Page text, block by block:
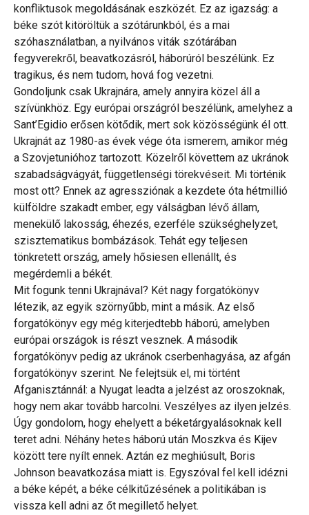
konfliktusok megoldásának eszközét. Ez az igazság: a
béke szót kitöröltük a szótárunkból, és a mai
szóhasználatban, a nyilvános viták szótárában
fegyverekről, beavatkozásról, háborúról beszélünk. Ez
tragikus, és nem tudom, hová fog vezetni.
Gondoljunk csak Ukrajnára, amely annyira közel áll a
szívünkhöz. Egy európai országról beszélünk, amelyhez a
Sant’Egidio erősen kötődik, mert sok közösségünk él ott.
Ukrajnát az 1980-as évek vége óta ismerem, amikor még
a Szovjetunióhoz tartozott. Közelről követtem az ukránok
szabadságvágyát, függetlenségi törekvéseit. Mi történik
most ott? Ennek az agressziónak a kezdete óta hétmillió
külföldre szakadt ember, egy válságban lévő állam,
menekülő lakosság, éhezés, ezerféle szükséghelyzet,
szisztematikus bombázások. Tehát egy teljesen
tönkretett ország, amely hősiesen ellenállt, és
megérdemli a békét.
Mit fogunk tenni Ukrajnával? Két nagy forgatókönyv
létezik, az egyik szörnyűbb, mint a másik. Az első
forgatókönyv egy még kiterjedtebb háború, amelyben
európai országok is részt vesznek. A második
forgatókönyv pedig az ukránok cserbenhagyása, az afgán
forgatókönyv szerint. Ne felejtsük el, mi történt
Afganisztánnál: a Nyugat leadta a jelzést az oroszoknak,
hogy nem akar tovább harcolni. Veszélyes az ilyen jelzés.
Úgy gondolom, hogy ehelyett a béketárgyalásoknak kell
teret adni. Néhány hetes háború után Moszkva és Kijev
között tere nyílt ennek. Aztán ez meghiúsult, Boris
Johnson beavatkozása miatt is. Egyszóval fel kell idézni
a béke képét, a béke célkitűzésének a politikában is
vissza kell adni az őt megillető helyet.